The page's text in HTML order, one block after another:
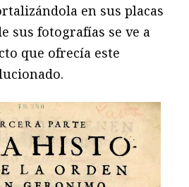
en sus placas
sus fotografías se ve a
que ofrecía este